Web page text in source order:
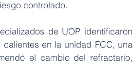
controlado.
de UOP identificaron
en la unidad FCC, una
el cambio del refractario,